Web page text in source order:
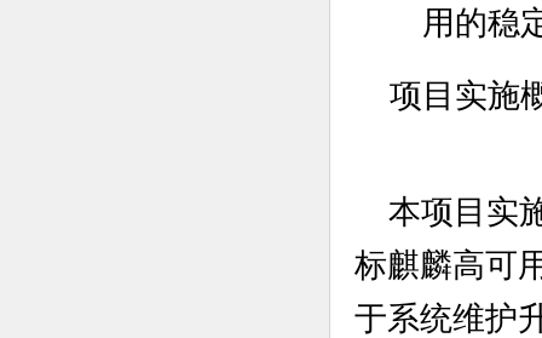
用的稳
项目实施
本项目实
标麒麟高可
于系统维护